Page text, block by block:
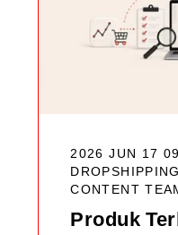
2026 JUN 17
CONTENT
Produk